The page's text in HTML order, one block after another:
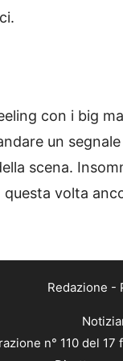
con i big
un
scena.
volta
Redazione -
n° 110 del